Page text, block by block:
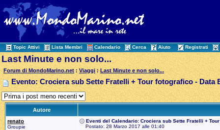
Topic Attivi Lista Membri Calendario Cerca Aiuto Registrati
Last Minute e non solo...
Forum di MondoMarino.net :Viaggi : Last Minute e non solo...
Evento: Crociera sub Sette Fratelli + Tour fotografico - Data
Autore
renato
Groupie
Eventi del Calendario: Crociera sub Sette Fratelli +
Postato: 28 Marzo 2017 alle 01:40